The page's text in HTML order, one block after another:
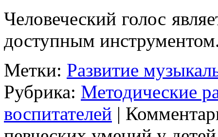
Человеческий голос
доступным
Метки: Развитие
Рубрика: Методические
воспитателей |